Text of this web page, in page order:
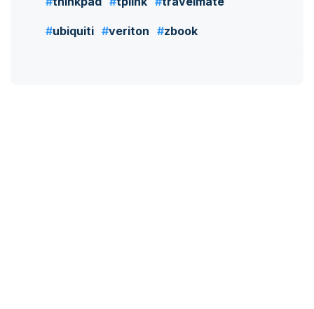
ubiquiti veriton zbook